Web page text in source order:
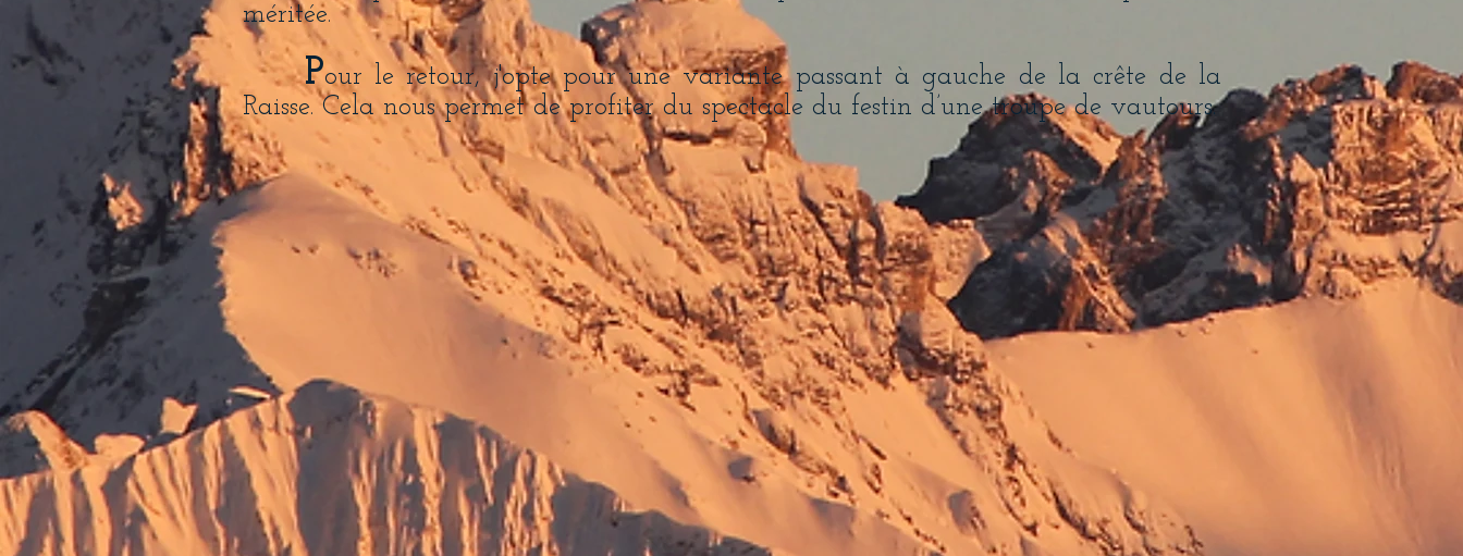
méritée.
Pour le retour, j'opte pour une variante passant à gauche de la crête de la
Raisse. Cela nous permet de profiter du spectacle du festin d’une troupe de vautours.
Les Aravis au loin